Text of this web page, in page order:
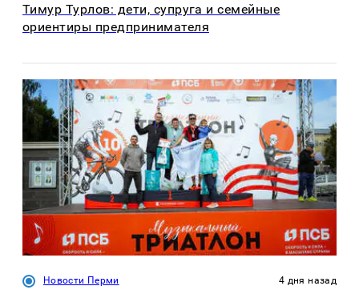
Тимур Турлов: дети, супруга и семейные
ориентиры предпринимателя
Новости Перми 4 дня назад